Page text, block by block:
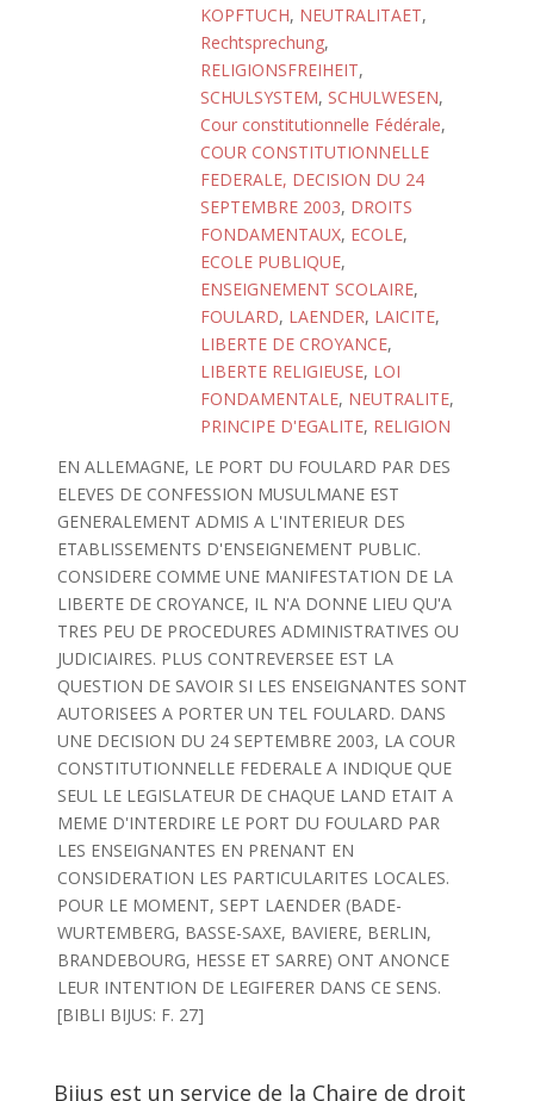
KOPFTUCH, NEUTRALITAET,
Rechtsprechung,
RELIGIONSFREIHEIT,
SCHULSYSTEM, SCHULWESEN,
Cour constitutionnelle Fédérale,
COUR CONSTITUTIONNELLE
FEDERALE, DECISION DU 24
SEPTEMBRE 2003, DROITS
FONDAMENTAUX, ECOLE,
ECOLE PUBLIQUE,
ENSEIGNEMENT SCOLAIRE,
FOULARD, LAENDER, LAICITE,
LIBERTE DE CROYANCE,
LIBERTE RELIGIEUSE, LOI
FONDAMENTALE, NEUTRALITE,
PRINCIPE D'EGALITE, RELIGION
EN ALLEMAGNE, LE PORT DU FOULARD PAR DES
ELEVES DE CONFESSION MUSULMANE EST
GENERALEMENT ADMIS A L'INTERIEUR DES
ETABLISSEMENTS D'ENSEIGNEMENT PUBLIC.
CONSIDERE COMME UNE MANIFESTATION DE LA
LIBERTE DE CROYANCE, IL N'A DONNE LIEU QU'A
TRES PEU DE PROCEDURES ADMINISTRATIVES OU
JUDICIAIRES. PLUS CONTREVERSEE EST LA
QUESTION DE SAVOIR SI LES ENSEIGNANTES SONT
AUTORISEES A PORTER UN TEL FOULARD. DANS
UNE DECISION DU 24 SEPTEMBRE 2003, LA COUR
CONSTITUTIONNELLE FEDERALE A INDIQUE QUE
SEUL LE LEGISLATEUR DE CHAQUE LAND ETAIT A
MEME D'INTERDIRE LE PORT DU FOULARD PAR
LES ENSEIGNANTES EN PRENANT EN
CONSIDERATION LES PARTICULARITES LOCALES.
POUR LE MOMENT, SEPT LAENDER (BADE-
WURTEMBERG, BASSE-SAXE, BAVIERE, BERLIN,
BRANDEBOURG, HESSE ET SARRE) ONT ANONCE
LEUR INTENTION DE LEGIFERER DANS CE SENS.
[BIBLI BIJUS: F. 27]
Bijus est un service de la Chaire de droit